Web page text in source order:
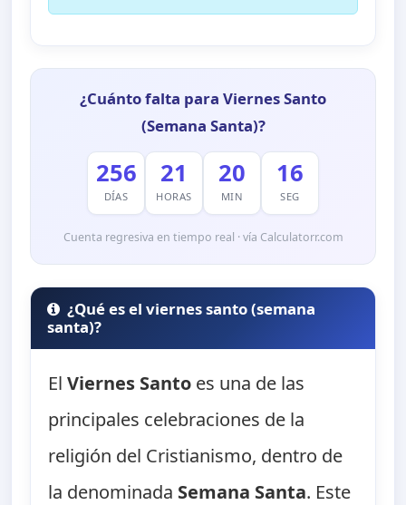
¿Cuánto falta para Viernes Santo
(Semana Santa)?
256
DÍAS
21
HORAS
20
MIN
15
SEG
Cuenta regresiva en tiempo real · vía Calculatorr.com
¿Qué es el viernes santo (semana
santa)?
ElViernes Santo es una de las
principales celebraciones de la
religión del Cristianismo, dentro de
la denominada Semana Santa. Este